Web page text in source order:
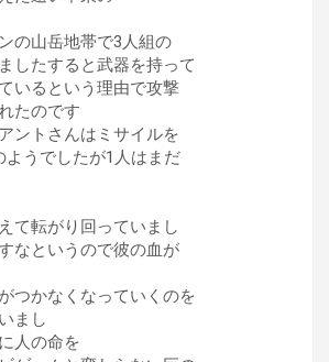
の山岳地帯で3人組の
したすると武器を持って
いるという理由で攻撃
たのです
ントさんはミサイルを
ようでしたが1人はまだ
て転がり回っていまし
なというので彼の血が
つかなくなっていくのを
まし
人の命を